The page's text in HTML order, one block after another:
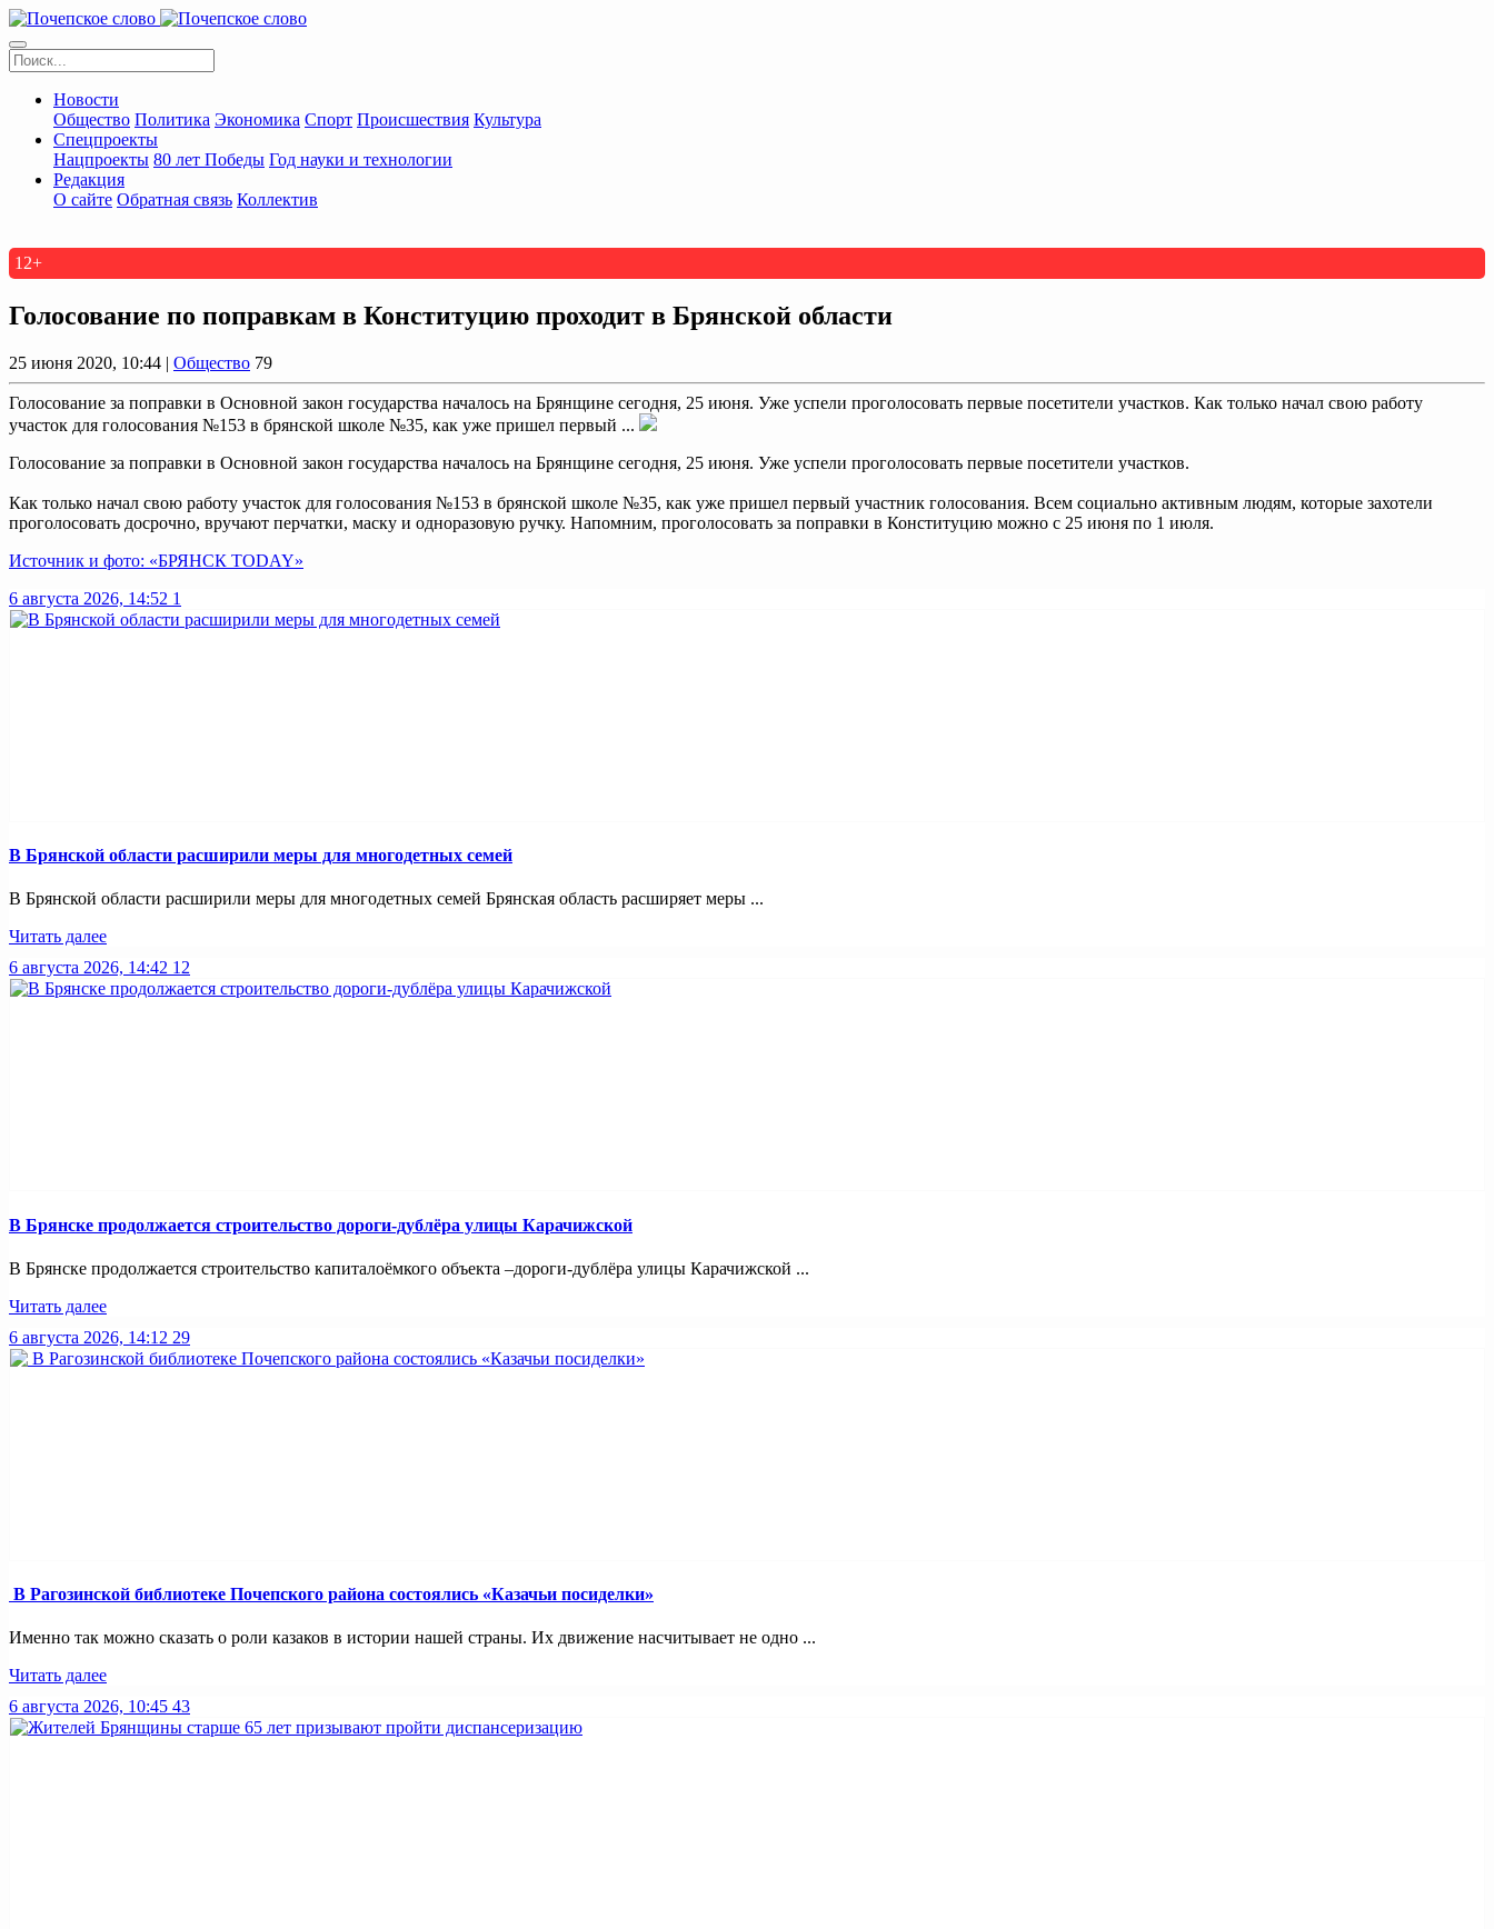
Новости
Общество Политика Экономика Спорт Происшествия Культура
Спецпроекты
Нацпроекты 80 лет Победы Год науки и технологии
Редакция
О сайте Обратная связь Коллектив
12+
Голосование по поправкам в Конституцию проходит в Брянской области
25 июня 2020, 10:44 | Общество 79
Голосование за поправки в Основной закон государства началось на Брянщине сегодня, 25 июня. Уже успели проголосовать первые посетители участков. Как только начал свою работу
участок для голосования №153 в брянской школе №35, как уже пришел первый ...
Голосование за поправки в Основной закон государства началось на Брянщине сегодня, 25 июня. Уже успели проголосовать первые посетители участков.
Как только начал свою работу участок для голосования №153 в брянской школе №35, как уже пришел первый участник голосования. Всем социально активным людям, которые захотели
проголосовать досрочно, вручают перчатки, маску и одноразовую ручку. Напомним, проголосовать за поправки в Конституцию можно с 25 июня по 1 июля.
Источник и фото: «БРЯНСК TODAY»
6 августа 2026, 14:52 1
В Брянской области расширили меры для многодетных семей
В Брянской области расширили меры для многодетных семей Брянская область расширяет меры ...
Читать далее
6 августа 2026, 14:42 12
В Брянске продолжается строительство дороги-дублёра улицы Карачижской
В Брянске продолжается строительство капиталоёмкого объекта –дороги-дублёра улицы Карачижской ...
Читать далее
6 августа 2026, 14:12 29
В Рагозинской библиотеке Почепского района состоялись «Казачьи посиделки»
Именно так можно сказать о роли казаков в истории нашей страны. Их движение насчитывает не одно ...
Читать далее
6 августа 2026, 10:45 43